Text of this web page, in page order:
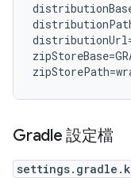
Gradle 設定檔